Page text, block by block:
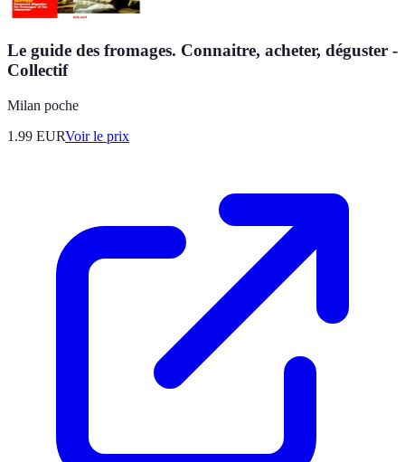
Le guide des fromages. Connaitre, acheter, déguster -
Collectif
Milan poche
1.99 EURVoir le prix